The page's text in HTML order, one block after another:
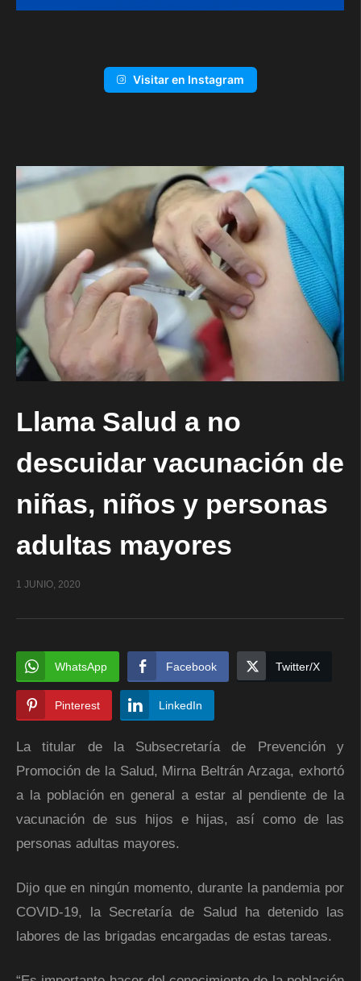
Visitar en Instagram
Llama Salud a no
descuidar vacunación de
niñas, niños y personas
adultas mayores
1 JUNIO, 2020
WhatsApp Facebook Twitter/X
Pinterest LinkedIn
La titular de la Subsecretaría de Prevención y
Promoción de la Salud, Mirna Beltrán Arzaga, exhortó
a la población en general a estar al pendiente de la
vacunación de sus hijos e hijas, así como de las
personas adultas mayores.
Dijo que en ningún momento, durante la pandemia por
COVID-19, la Secretaría de Salud ha detenido las
labores de las brigadas encargadas de estas tareas.